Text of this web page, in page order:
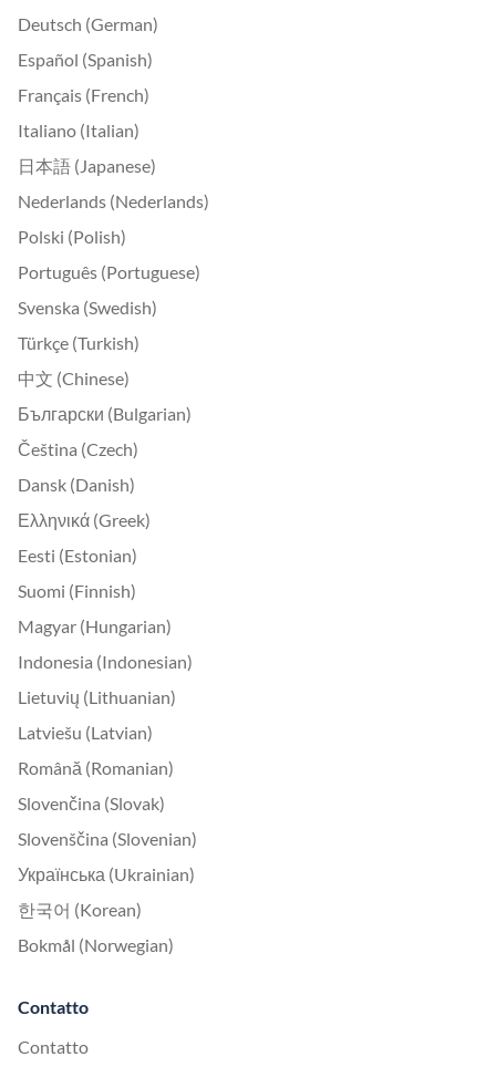
Deutsch (German)
Español (Spanish)
Français (French)
Italiano (Italian)
日本語 (Japanese)
Nederlands (Nederlands)
Polski (Polish)
Português (Portuguese)
Svenska (Swedish)
Türkçe (Turkish)
中文 (Chinese)
Български (Bulgarian)
Čeština (Czech)
Dansk (Danish)
Ελληνικά (Greek)
Eesti (Estonian)
Suomi (Finnish)
Magyar (Hungarian)
Indonesia (Indonesian)
Lietuvių (Lithuanian)
Latviešu (Latvian)
Română (Romanian)
Slovenčina (Slovak)
Slovenščina (Slovenian)
Українська (Ukrainian)
한국어 (Korean)
Bokmål (Norwegian)
Contatto
Contatto